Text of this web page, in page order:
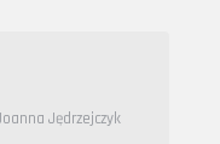
Jędrzejczyk